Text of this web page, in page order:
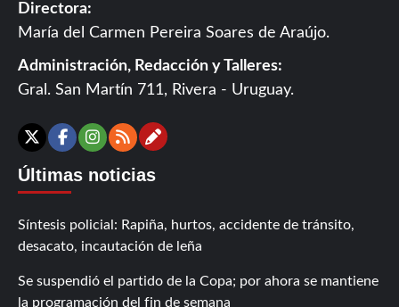
Directora:
María del Carmen Pereira Soares de Araújo.
Administración, Redacción y Talleres:
Gral. San Martín 711, Rivera - Uruguay.
X Facebook
Instagram
RSSContáctanos
Últimas noticias
Síntesis policial: Rapiña, hurtos, accidente de tránsito,
desacato, incautación de leña
Se suspendió el partido de la Copa; por ahora se mantiene
la programación del fin de semana